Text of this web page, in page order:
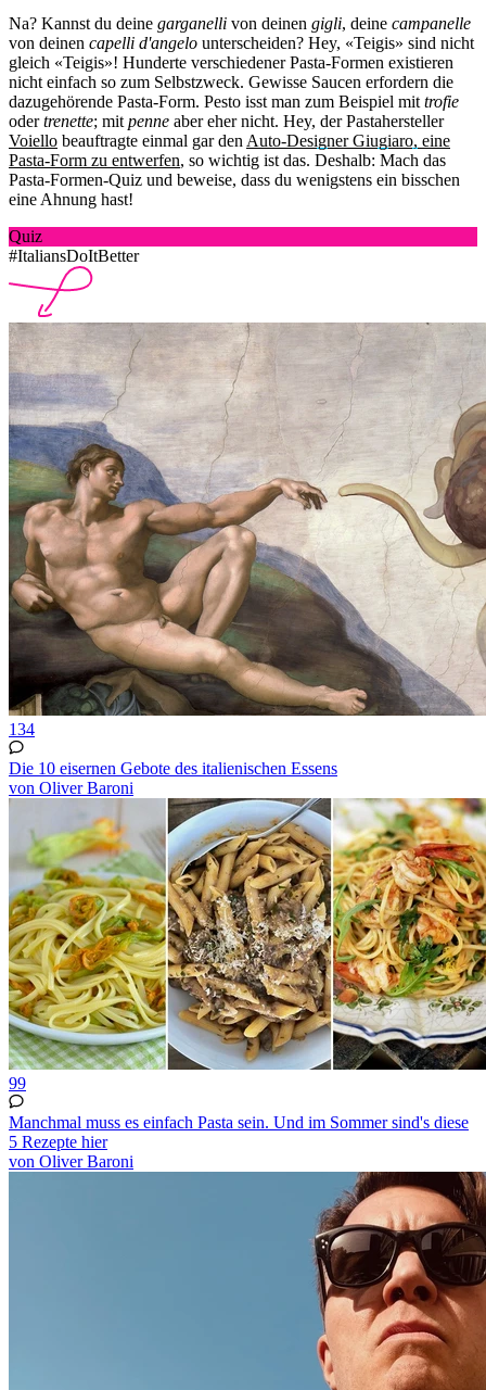
Na? Kannst du deine garganelli von deinen gigli, deine campanelle
von deinen capelli d'angelo unterscheiden? Hey, «Teigis» sind nicht
gleich «Teigis»! Hunderte verschiedener Pasta-Formen existieren
nicht einfach so zum Selbstzweck. Gewisse Saucen erfordern die
dazugehörende Pasta-Form. Pesto isst man zum Beispiel mit trofie
odertrenette; mit penne aber eher nicht. Hey, der Pastahersteller
Voiello beauftragte einmal gar den Auto-Designer Giugiaro, eine
Pasta-Form zu entwerfen, so wichtig ist das. Deshalb: Mach das
Pasta-Formen-Quiz und beweise, dass du wenigstens ein bisschen
eine Ahnung hast!
Quiz
#ItaliansDoItBetter
134
Die 10 eisernen Gebote des italienischen Essens
von Oliver Baroni
99
Manchmal muss es einfach Pasta sein. Und im Sommer sind's diese
5 Rezepte hier
von Oliver Baroni